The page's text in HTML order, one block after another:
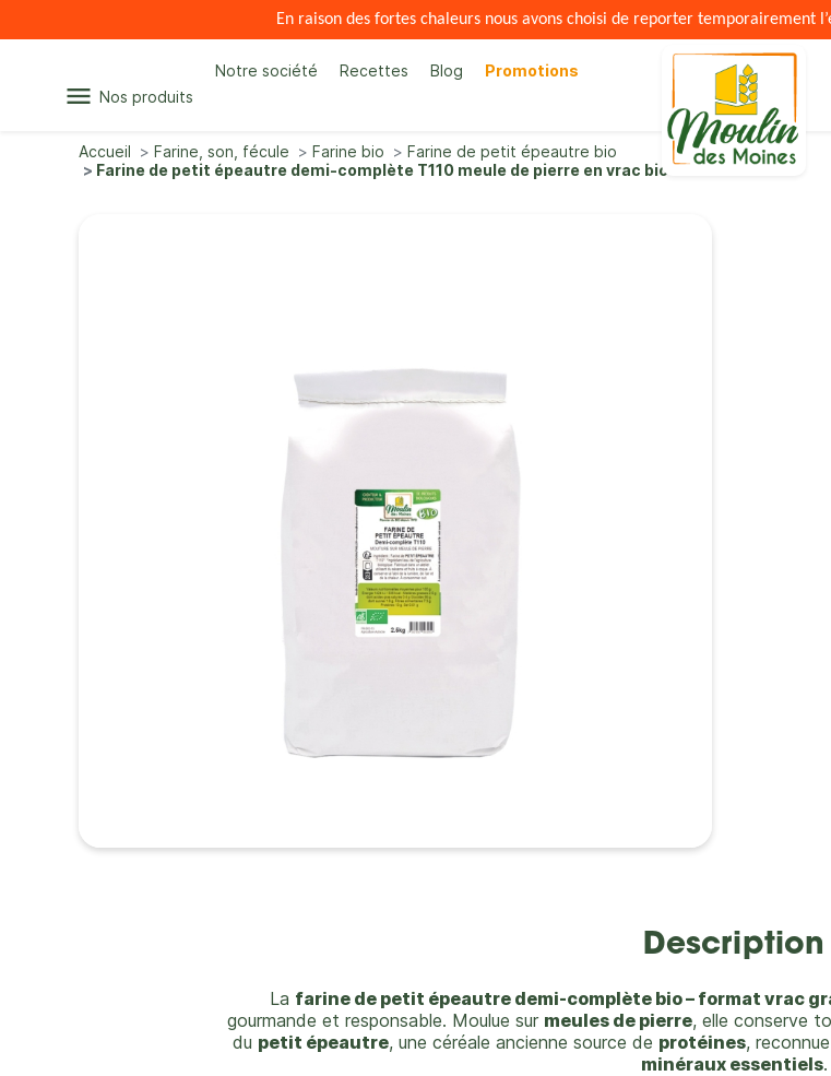
En raison des fortes chaleurs nous avons choisi de reporter temporairement
menu Nos produits
Notre société Recettes Blog Promotions
Accueil Farine, son, fécule Farine bio
Farine de petit épeautre bio
Farine de petit épeautre demi-complète T110 meule de pierre en vrac bio
Description
La farine de petit épeautre demi-complète bio – format vrac
gourmande et responsable. Moulue sur meules de pierre, elle conserve
du petit épeautre, une céréale ancienne source de protéines,
minéraux essentiels.